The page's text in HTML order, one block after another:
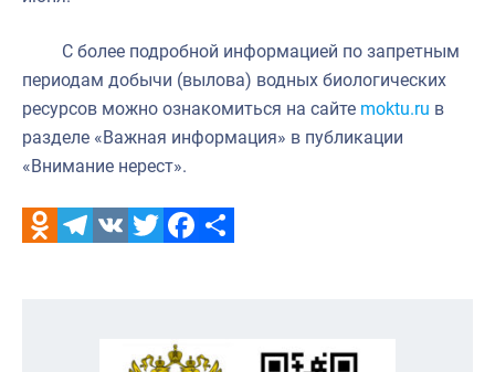
С более подробной информацией по запретным
периодам добычи (вылова) водных биологических
ресурсов можно ознакомиться на сайте moktu.ru в
разделе «Важная информация» в публикации
«Внимание нерест».